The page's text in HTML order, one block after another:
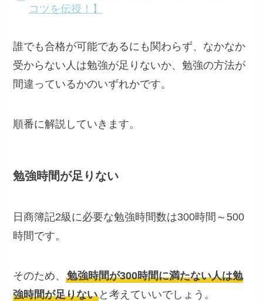
コツを伝授！】
誰でも合格が可能であるにも関わらず、なかなか
受からない人は勉強が足りないか、勉強の方法が
間違っているかのいずれかです。
順番に解説していきます。
勉強時間が足りない
日商簿記2級に必要な勉強時間数は300時間～500
時間です。
そのため、勉強時間が300時間に満たない人は勉
強時間が足りない と考えていいでしょう。